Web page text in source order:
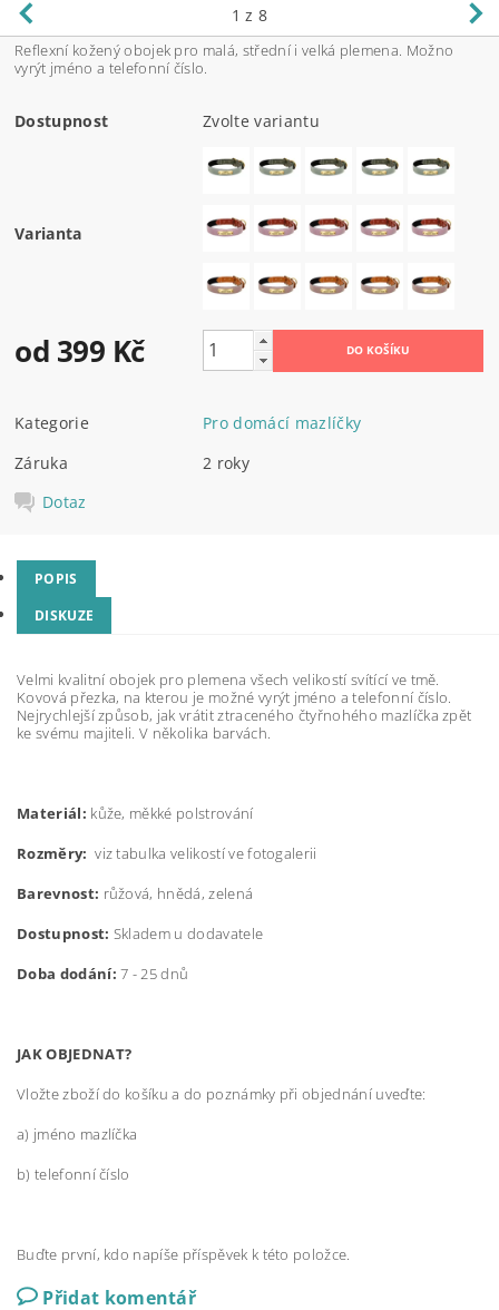
1 z 8
Reflexní kožený obojek pro malá, střední i velká plemena. Možno
vyrýt jméno a telefonní číslo.
Dostupnost Zvolte variantu
Varianta
od 399 Kč
Kategorie
Pro domácí mazlíčky
Záruka
2 roky
Dotaz
POPIS
DISKUZE
Velmi kvalitní obojek pro plemena všech velikostí svítící ve tmě.
Kovová přezka, na kterou je možné vyrýt jméno a telefonní číslo.
Nejrychlejší způsob, jak vrátit ztraceného čtyřnohého mazlíčka zpět
ke svému majiteli. V několika barvách.
Materiál: kůže, měkké polstrování
Rozměry: viz tabulka velikostí ve fotogalerii
Barevnost: růžová, hnědá, zelená
Dostupnost: Skladem u dodavatele
Doba dodání:7 - 25 dnů
JAK OBJEDNAT?
Vložte zboží do košíku a do poznámky při objednání uveďte:
a) jméno mazlíčka
b) telefonní číslo
Buďte první, kdo napíše příspěvek k této položce.
Přidat komentář